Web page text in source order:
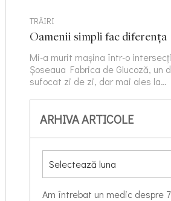
TRĂIRI
Oamenii simpli fac diferența
Mi-a murit mașina într-o
Șoseaua Fabrica de Glucoză, un
sufocat zi de zi, dar mai ales la…
ARHIVA ARTICOLE
Am întrebat un medic despre